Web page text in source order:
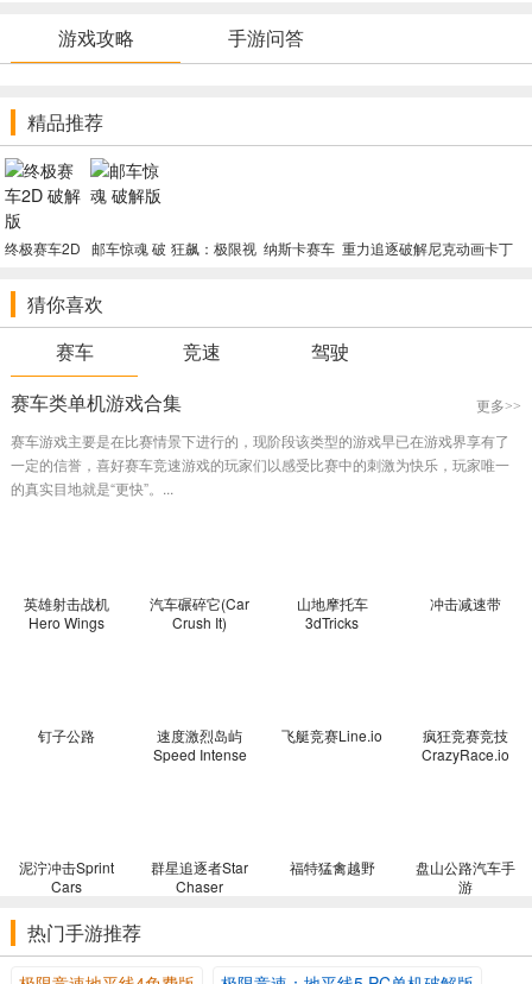
游戏攻略 手游问答
精品推荐
终极赛车2D 邮车惊魂 破 狂飙：极限视 纳斯卡赛车 重力追逐破解尼克动画卡丁
解版内附说
猜你喜欢
赛车
竞速
驾驶
赛车类单机游戏合集
更多>>
赛车游戏主要是在比赛情景下进行的，现阶段该类型的游戏早已在游戏界享有了
一定的信誉，喜好赛车竞速游戏的玩家们以感受比赛中的刺激为快乐，玩家唯一
的真实目地就是“更快”。...
英雄射击战机
Hero Wings
汽车碾碎它(Car
Crush It)
山地摩托车
3dTricks
冲击减速带
钉子公路
速度激烈岛屿
Speed Intense
飞艇竞赛Line.io
疯狂竞赛竞技
CrazyRace.io
泥泞冲击Sprint
Cars
群星追逐者Star
Chaser
福特猛禽越野
盘山公路汽车手
游
热门手游推荐